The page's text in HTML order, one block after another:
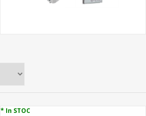
* In STOC